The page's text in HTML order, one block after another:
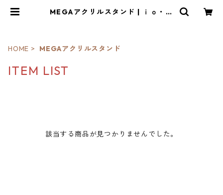
MEGAアクリルスタンド | ｉｏ・琳
HOME MEGAアクリルスタンド
ITEM LIST
該当する商品が見つかりませんでした。